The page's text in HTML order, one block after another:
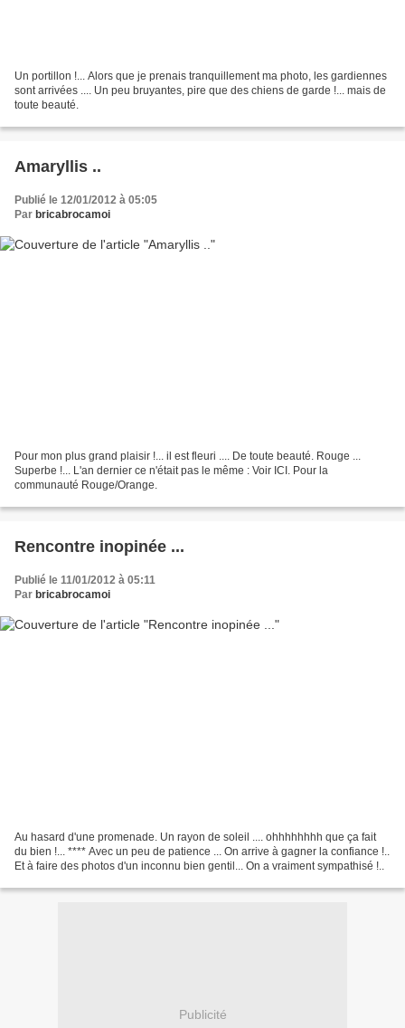
Un portillon !... Alors que je prenais tranquillement ma photo, les gardiennes
sont arrivées .... Un peu bruyantes, pire que des chiens de garde !... mais de
toute beauté.
Amaryllis ..
Publié le 12/01/2012 à 05:05
Par bricabrocamoi
Pour mon plus grand plaisir !... il est fleuri .... De toute beauté. Rouge ...
Superbe !... L'an dernier ce n'était pas le même : Voir ICI. Pour la
communauté Rouge/Orange.
Rencontre inopinée ...
Publié le 11/01/2012 à 05:11
Par bricabrocamoi
Au hasard d'une promenade. Un rayon de soleil .... ohhhhhhhh que ça fait
du bien !... **** Avec un peu de patience ... On arrive à gagner la confiance !..
Et à faire des photos d'un inconnu bien gentil... On a vraiment sympathisé !..
Publicité